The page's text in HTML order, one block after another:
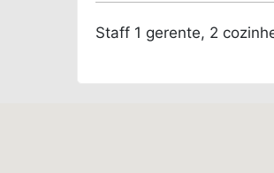
Staff 1 gerente, 2